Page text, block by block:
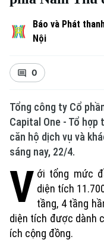
Báo và Phát
Nội
0
Tổng công ty Cổ
Capital One - Tổ
căn hộ dịch vụ và
sáng nay, 22/4.
V ới tổng mức
diện tích
tầng, 4 tầng
diện tích được dành
ích cộng đồng.